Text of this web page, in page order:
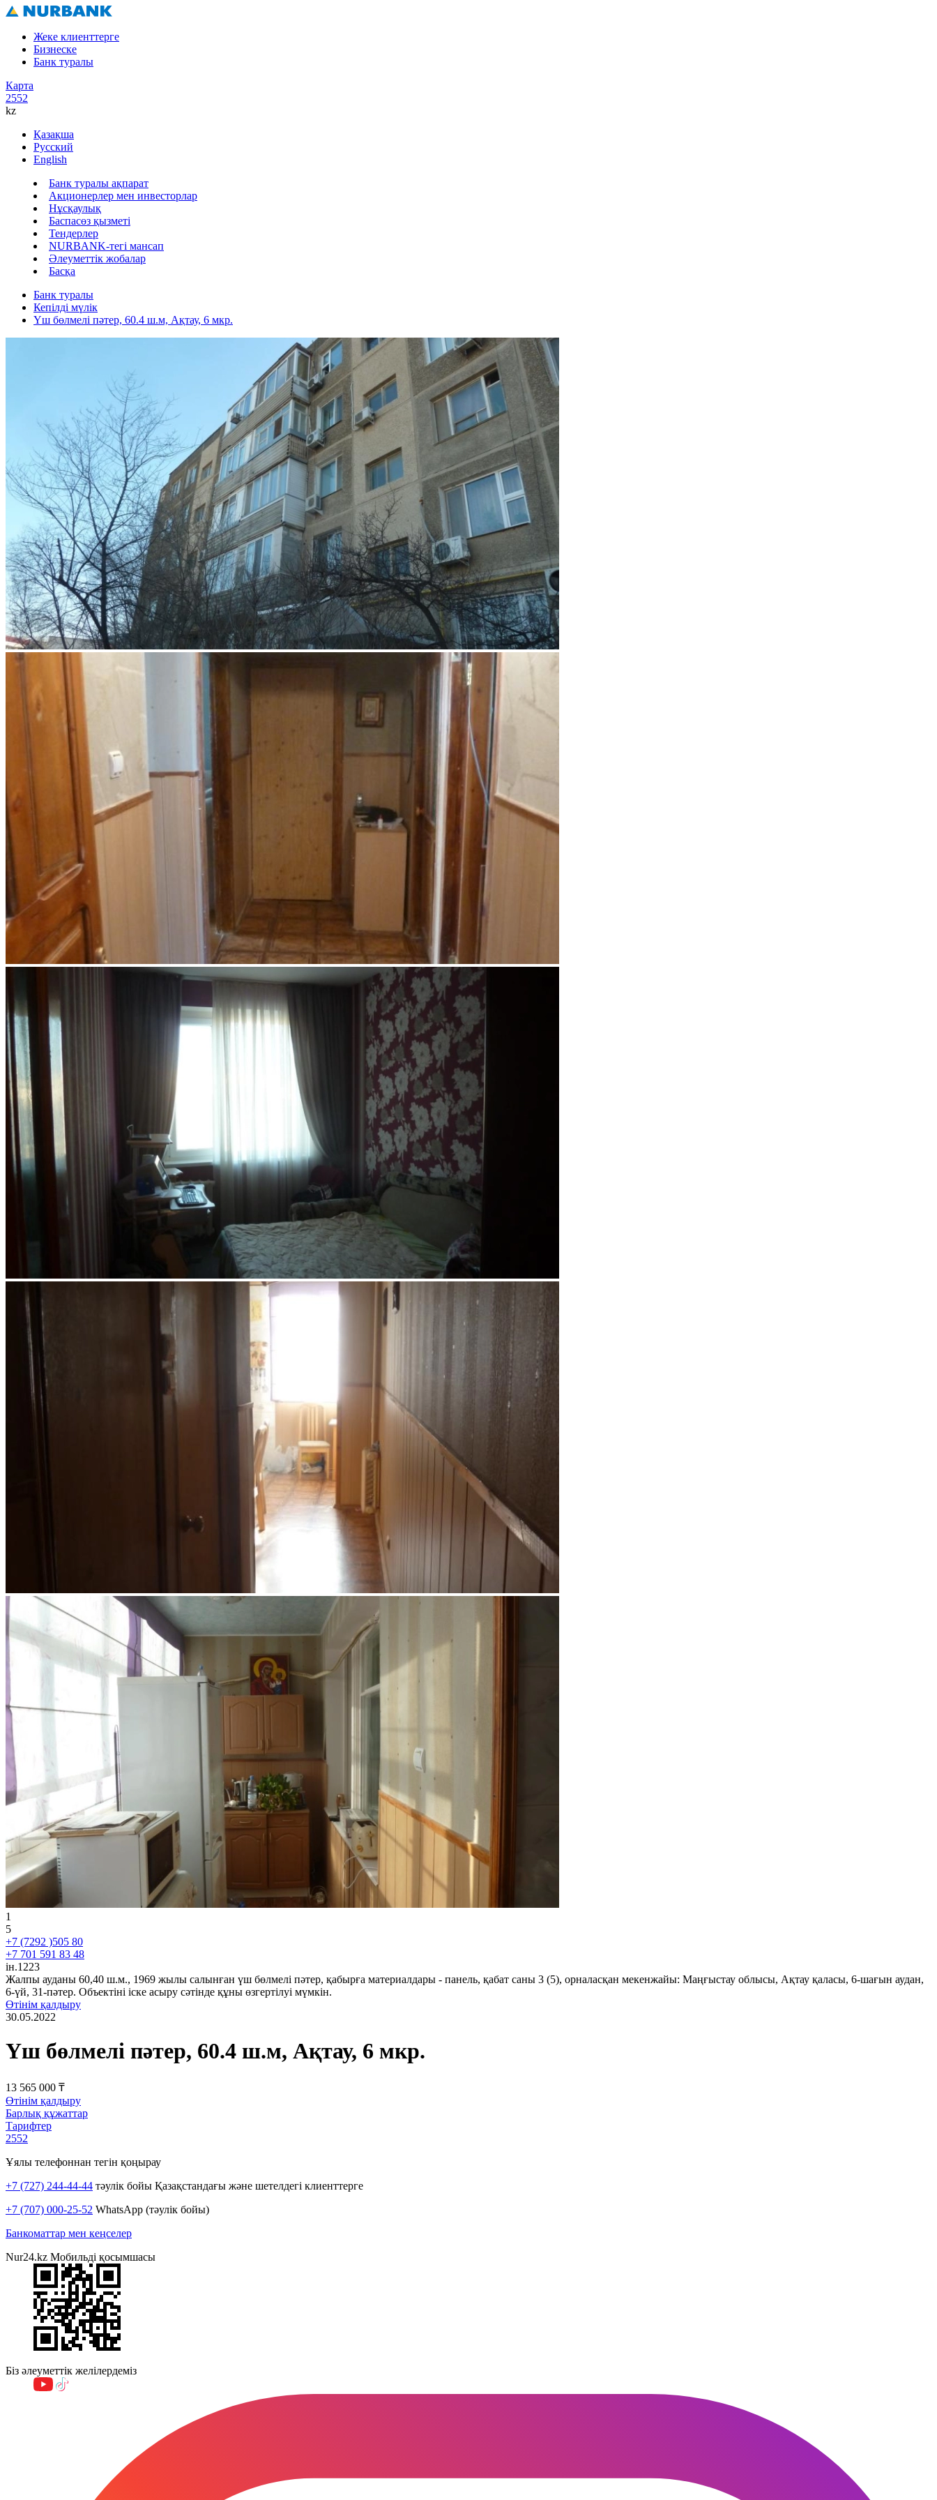
Жеке клиенттерге
Бизнеске
Банк туралы
Карта
2552
kz
Қазақша
Русский
English
Банк туралы ақпарат
Акционерлер мен инвесторлар
Нұсқаулық
Баспасөз қызметі
Тендерлер
NURBANK-тегі мансап
Әлеуметтік жобалар
Басқа
Банк туралы
Кепілді мүлік
Үш бөлмелі пәтер, 60.4 ш.м, Ақтау, 6 мкр.
1
5
+7 (7292 )505 80
+7 701 591 83 48
ін.1223
Жалпы ауданы 60,40 ш.м., 1969 жылы салынған үш бөлмелі пәтер, қабырға материалдары - панель, қабат саны 3 (5), орналасқан мекенжайы: Маңғыстау облысы, Ақтау қаласы, 6-шағын аудан,
6-үй, 31-пәтер. Объектіні іске асыру сәтінде құны өзгертілуі мүмкін.
Өтінім қалдыру
30.05.2022
Үш бөлмелі пәтер, 60.4 ш.м, Ақтау, 6 мкр.
13 565 000 ₸
Өтінім қалдыру
Барлық құжаттар
Тарифтер
2552
Ұялы телефоннан тегін қоңырау
+7 (727) 244-44-44 тәулік бойы Қазақстандағы және шетелдегі клиенттерге
+7 (707) 000-25-52 WhatsApp (тәулік бойы)
Банкоматтар мен кеңселер
Nur24.kz Мобильді қосымшасы
Біз әлеуметтік желілердеміз